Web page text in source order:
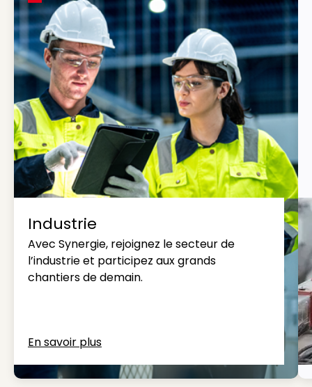
Industrie
Avec Synergie, rejoignez le secteur de
l’industrie et participez aux grands
chantiers de demain.
En savoir plus